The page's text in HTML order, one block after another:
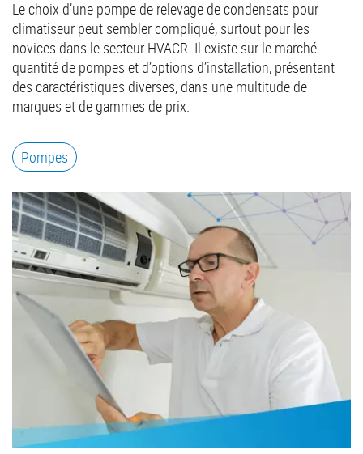
Le choix d’une pompe de relevage de condensats pour
climatiseur peut sembler compliqué, surtout pour les
novices dans le secteur HVACR. Il existe sur le marché
quantité de pompes et d’options d’installation, présentant
des caractéristiques diverses, dans une multitude de
marques et de gammes de prix.
Pompes